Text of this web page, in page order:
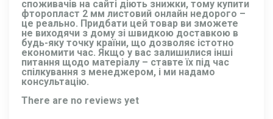
споживачів на сайті діють знижки, тому купити
фторопласт 2 мм листовий онлайн недорого –
це реально. Придбати цей товар ви зможете
не виходячи з дому зі швидкою доставкою в
будь-яку точку країни, що дозволяє істотно
економити час. Якщо у вас залишилися інші
питання щодо матеріалу – ставте їх під час
спілкування з менеджером, і ми надамо
консультацію.
There are no reviews yet